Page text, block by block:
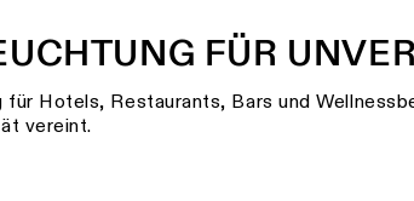
FÜR
Hotels, Restaurants, Bars und
vereint.